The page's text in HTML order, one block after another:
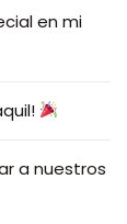
en mi
a nuestros